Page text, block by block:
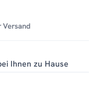
Versand
Ihnen zu Hause